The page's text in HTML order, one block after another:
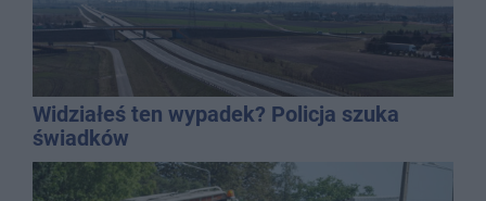
Widziałeś ten wypadek? Policja szuka
świadków